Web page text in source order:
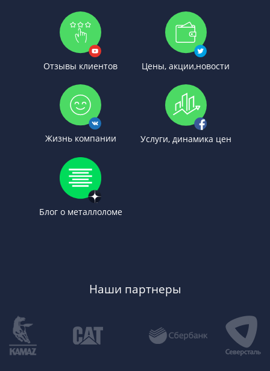
Отзывы клиентов Цены, акции,новости
Жизнь компании Услуги, динамика цен
Блог о металлоломе
Наши партнеры